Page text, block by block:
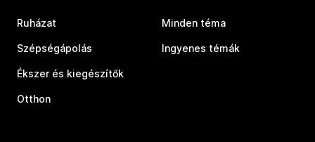
Ruházat
Szépségápolás
Ékszer és kiegészítők
Otthon
Minden téma
Ingyenes témák